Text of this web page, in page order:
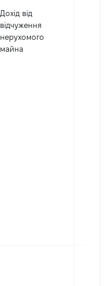
Дохід від
відчуження
нерухомого
майна